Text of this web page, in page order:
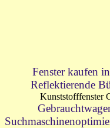
Fenster kaufen
Reflektierende
Kunststofffenster